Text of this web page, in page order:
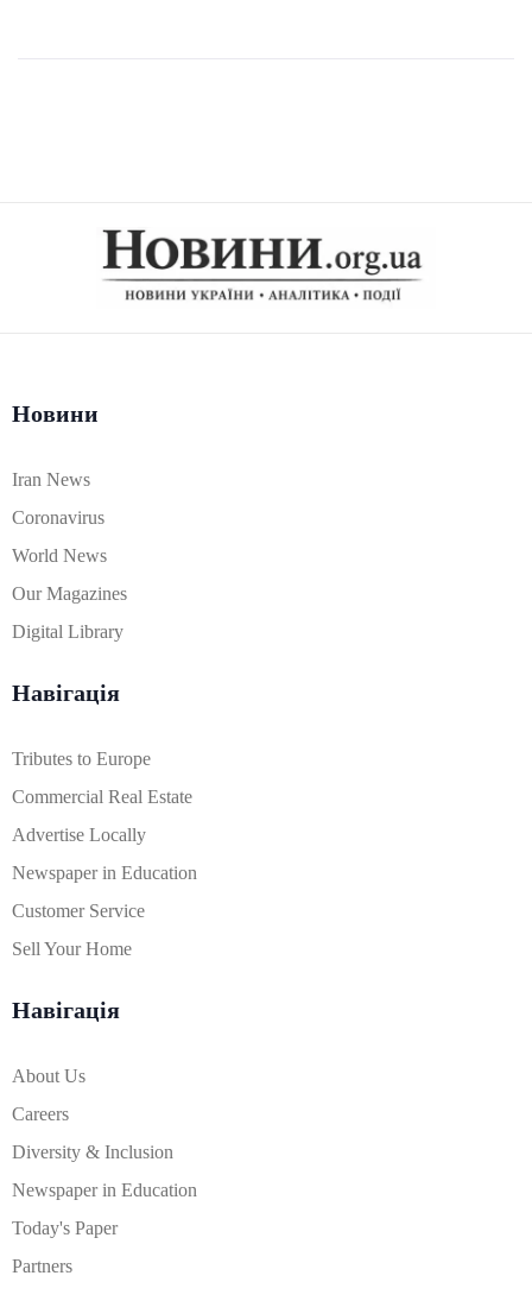
Новини
Iran News
Coronavirus
World News
Our Magazines
Digital Library
Навігація
Tributes to Europe
Commercial Real Estate
Advertise Locally
Newspaper in Education
Customer Service
Sell Your Home
Навігація
About Us
Careers
Diversity & Inclusion
Newspaper in Education
Today's Paper
Partners